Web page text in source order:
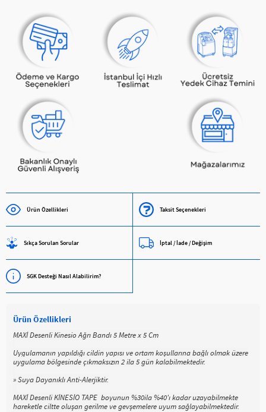
Ürün Özellikleri Taksit Seçenekleri
Sıkça Sorulan Sorular İptal / İade / Değişim
SGK Desteği Nasıl Alabilirim?
Ürün Özellikleri
MAXİ Desenli Kinesio Ağrı Bandı 5 Metre x 5 Cm
Uygulamanın yapıldığı cildin yapısı ve ortam koşullarına bağlı olmak üzere
uygulama bölgesinde çıkmaksızın 2 ila 5 gün kalabilmektedir.
» Suya Dayanıklı Anti-Alerjiktir.
MAXİ Desenli KİNESİO TAPE boyunun %30ila %40'ı kadar uzayabilmekte
hareketle ciltte oluşan gerilme ve gevşemelere uyum sağlayabilmektedir.